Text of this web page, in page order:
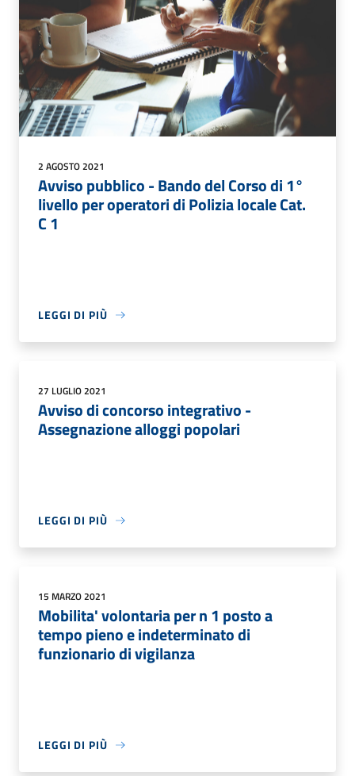
2 AGOSTO 2021
Avviso pubblico - Bando del Corso di 1°
livello per operatori di Polizia locale Cat.
C 1
LEGGI DI PIÙ
27 LUGLIO 2021
Avviso di concorso integrativo -
Assegnazione alloggi popolari
LEGGI DI PIÙ
15 MARZO 2021
Mobilita' volontaria per n 1 posto a
tempo pieno e indeterminato di
funzionario di vigilanza
LEGGI DI PIÙ